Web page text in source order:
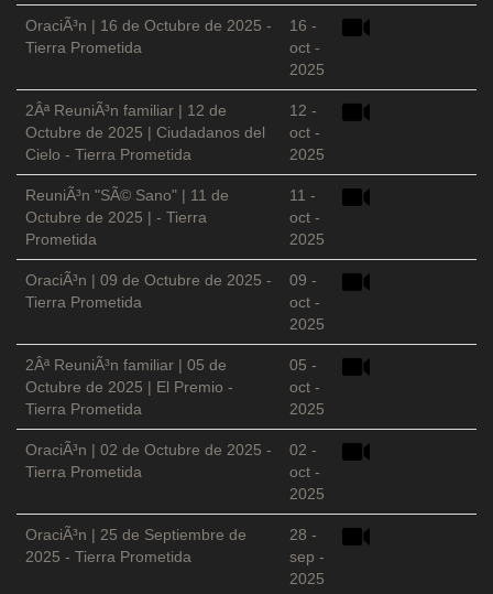
OraciÃ³n | 16 de Octubre de 2025 -
Tierra Prometida
16 -
oct -
2025
2Âª ReuniÃ³n familiar | 12 de
Octubre de 2025 | Ciudadanos del
Cielo - Tierra Prometida
12 -
oct -
2025
ReuniÃ³n "SÃ© Sano" | 11 de
Octubre de 2025 | - Tierra
Prometida
11 -
oct -
2025
OraciÃ³n | 09 de Octubre de 2025 -
Tierra Prometida
09 -
oct -
2025
2Âª ReuniÃ³n familiar | 05 de
Octubre de 2025 | El Premio -
Tierra Prometida
05 -
oct -
2025
OraciÃ³n | 02 de Octubre de 2025 -
Tierra Prometida
02 -
oct -
2025
OraciÃ³n | 25 de Septiembre de
2025 - Tierra Prometida
28 -
sep -
2025